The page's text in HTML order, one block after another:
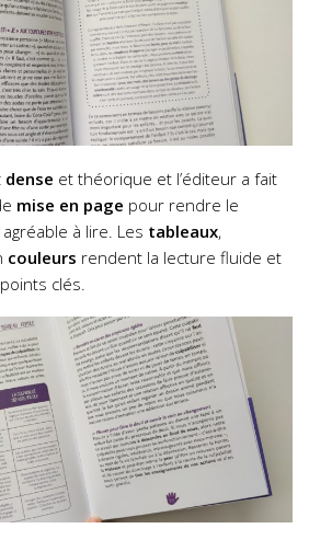
dense et théorique et l’éditeur a fait
mise en page pour rendre le
à lire. Les tableaux,
couleurs rendent la lecture fluide et
clés.